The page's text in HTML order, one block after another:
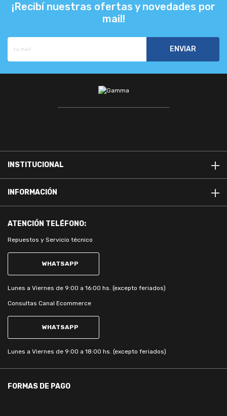
¡Recibí nuestras ofertas y novedades por
mail!
INSTITUCIONAL
INFORMACIÓN
ATENCIÓN TELÉFONO:
Repuestos y Servicio técnico
WHATSAPP
Lunes a Viernes de 9:00 a 16:00 hs. (excepto feriados)
Consultas Canal Ecommerce
WHATSAPP
Lunes a Viernes de 9:00 a 18:00 hs. (excepto feriados)
FORMAS DE PAGO